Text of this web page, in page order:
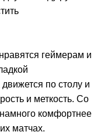
геймерам и
по столу и
и меткость. Со
комфортнее
матчах.